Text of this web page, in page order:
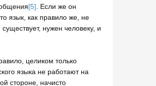
[5] . Если же он
язык, как правило же, не
нужен человеку, и
целиком только
языка не работают на
стороне, начисто